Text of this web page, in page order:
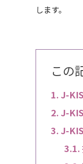
します。
この
J-
J-
J-